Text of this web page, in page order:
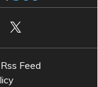
Rss Feed